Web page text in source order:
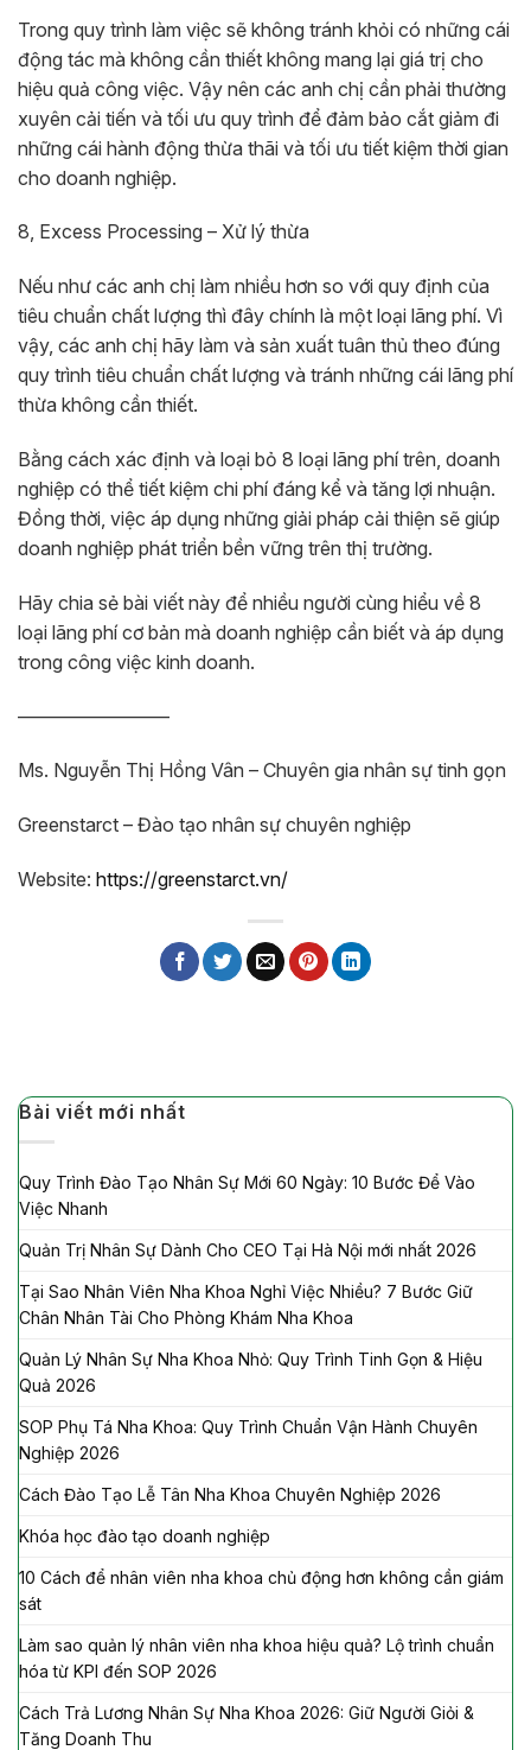
Trong quy trình làm việc sẽ không tránh khỏi có những cái
động tác mà không cần thiết không mang lại giá trị cho
hiệu quả công việc. Vậy nên các anh chị cần phải thường
xuyên cải tiến và tối ưu quy trình để đảm bảo cắt giảm đi
những cái hành động thừa thãi và tối ưu tiết kiệm thời gian
cho doanh nghiệp.
8, Excess Processing – Xử lý thừa
Nếu như các anh chị làm nhiều hơn so với quy định của
tiêu chuẩn chất lượng thì đây chính là một loại lãng phí. Vì
vậy, các anh chị hãy làm và sản xuất tuân thủ theo đúng
quy trình tiêu chuẩn chất lượng và tránh những cái lãng phí
thừa không cần thiết.
Bằng cách xác định và loại bỏ 8 loại lãng phí trên, doanh
nghiệp có thể tiết kiệm chi phí đáng kể và tăng lợi nhuận.
Đồng thời, việc áp dụng những giải pháp cải thiện sẽ giúp
doanh nghiệp phát triển bền vững trên thị trường.
Hãy chia sẻ bài viết này để nhiều người cùng hiểu về 8
loại lãng phí cơ bản mà doanh nghiệp cần biết và áp dụng
trong công việc kinh doanh.
————————
Ms. Nguyễn Thị Hồng Vân – Chuyên gia nhân sự tinh gọn
Greenstarct – Đào tạo nhân sự chuyên nghiệp
Website: https://greenstarct.vn/
Bài viết mới nhất
Quy Trình Đào Tạo Nhân Sự Mới 60 Ngày: 10 Bước Để Vào
Việc Nhanh
Quản Trị Nhân Sự Dành Cho CEO Tại Hà Nội mới nhất 2026
Tại Sao Nhân Viên Nha Khoa Nghỉ Việc Nhiều? 7 Bước Giữ
Chân Nhân Tài Cho Phòng Khám Nha Khoa
Quản Lý Nhân Sự Nha Khoa Nhỏ: Quy Trình Tinh Gọn & Hiệu
Quả 2026
SOP Phụ Tá Nha Khoa: Quy Trình Chuẩn Vận Hành Chuyên
Nghiệp 2026
Cách Đào Tạo Lễ Tân Nha Khoa Chuyên Nghiệp 2026
Khóa học đào tạo doanh nghiệp
10 Cách để nhân viên nha khoa chủ động hơn không cần giám
sát
Làm sao quản lý nhân viên nha khoa hiệu quả? Lộ trình chuẩn
hóa từ KPI đến SOP 2026
Cách Trả Lương Nhân Sự Nha Khoa 2026: Giữ Người Giỏi &
Tăng Doanh Thu